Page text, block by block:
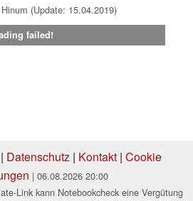
(Update: 15.04.2019)
failed!
Datenschutz| Kontakt| Cookie
| 06.08.2026 20:00
Link kann Notebookcheck eine Vergütung